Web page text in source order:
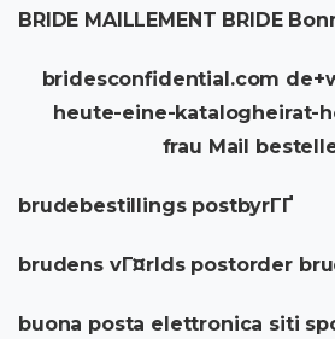
BRIDE MAILLEMENT BRIDE
bridesconfidential.com
heute-eine-katalogheirat-
frau Mail
brudebestillings postbyrГҐ
brudens vГ¤rlds postorder
buona posta elettronica siti